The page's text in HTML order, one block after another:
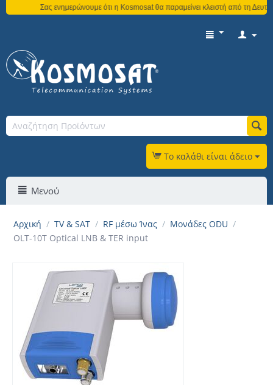
Σας ενημερώνουμε ότι η Kosmosat θα παραμείνει κλειστή από τη
Το καλάθι είναι άδειο
Μενού
Αρχική / TV & SAT / RF μέσω Ίνας / Μονάδες ODU /
OLT-10T Optical LNB & TER input